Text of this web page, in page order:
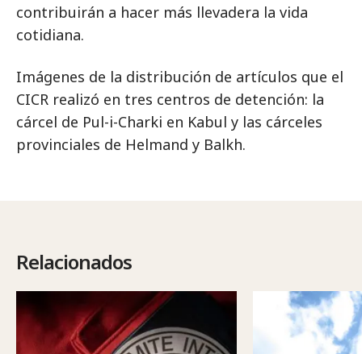
contribuirán a hacer más llevadera la vida
cotidiana.
Imágenes de la distribución de artículos que el
CICR realizó en tres centros de detención: la
cárcel de Pul-i-Charki en Kabul y las cárceles
provinciales de Helmand y Balkh.
Relacionados